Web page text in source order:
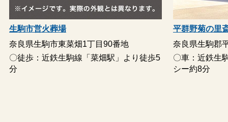
生駒市営火葬場
奈良県生駒市東菜畑1丁目90番地
〇徒歩：近鉄生駒線「菜畑駅」より徒歩5
分
平群野菊の里
奈良県生駒郡
〇車：近鉄生
シー約8分